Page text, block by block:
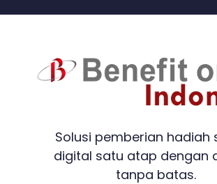
Solusi pemberian hadiah
digital satu atap dengan
tanpa batas.